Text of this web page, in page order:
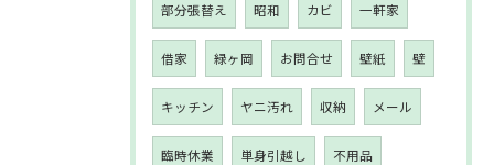
部分張替え 昭和 カビ 一軒家
借家 緑ヶ岡 お問合せ 壁紙 壁
キッチン ヤニ汚れ 収納 メール
臨時休業 単身引越し 不用品